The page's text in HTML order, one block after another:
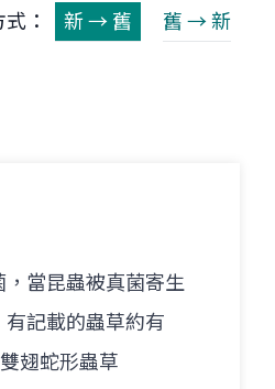
： 新 → 舊 舊 → 新
，當昆蟲被真菌寄生
記載的蟲草約有
翅蛇形蟲草